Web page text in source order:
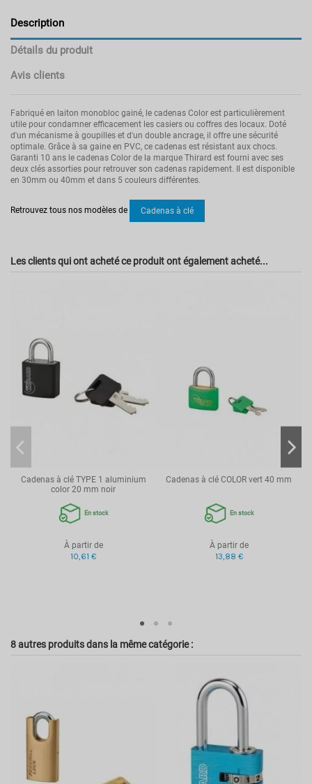
Description
Détails du produit
Avis clients
Fabriqué en laiton monobloc gainé, le cadenas Color est particulièrement
utile pour condamner efficacement les casiers ou coffres des locaux. Doté
d'un mécanisme à goupilles et d'un double ancrage, il offre une sécurité
optimale. Grâce à sa gaine en PVC, ce cadenas est résistant aux chocs.
Garanti 10 ans le cadenas Color de la marque Thirard est fourni avec ses
deux clés assorties pour retrouver son cadenas rapidement. Il est disponible
en 30mm ou 40mm et dans 5 couleurs différentes.
0.06
A clé
00098103
Retrouvez tous nos modèles de
Cadenas à clé
Les clients qui ont acheté ce produit ont également acheté...
Cadenas à clé TYPE 1 aluminium
color 20 mm noir
En stock
À partir de
10,61 €
Cadenas à clé COLOR vert 40 mm
En stock
À partir de
13,88 €
8 autres produits dans la même catégorie :